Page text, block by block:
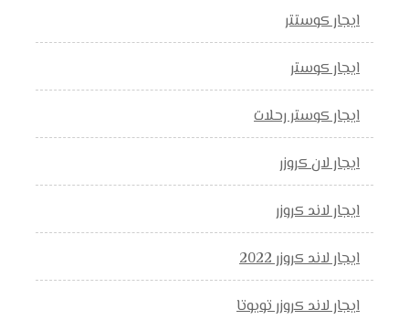
ايجار كوستتر
ايجار كوستر
ايجار كوستر رحلات
ايجار لان كروزر
ايجار لاند كروزر
ايجار لاند كروزر 2022
ايجار لاند كروزر تويوتا